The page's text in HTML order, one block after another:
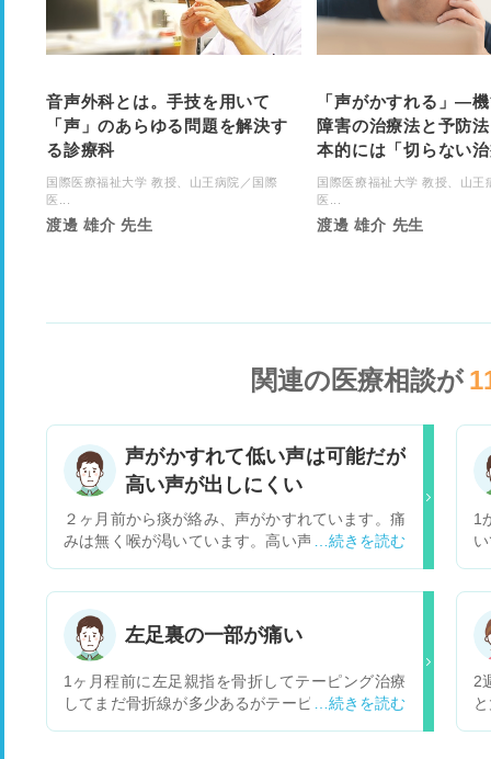
音声外科とは。手技を用いて
「声」のあらゆる問題を解決す
る診療科
国際医療福祉大学 教授、山王病院／国際
医...
渡邊 雄介 先生
「声がかすれる」―
障害の治療法と予防
本的には「切らない
国際医療福祉大学 教授、山王
医...
渡邊 雄介 先生
関連の医療相談が
声がかすれて低い声は可能だが
高い声が出しにくい
２ヶ月前から痰が絡み、声がかすれています。痛
みは無く喉が渇いています。高い声がだしずらく
1
左足裏の一部が痛い
1ヶ月程前に左足親指を骨折してテーピング治療
してまだ骨折線が多少あるがテーピング無しで普
2